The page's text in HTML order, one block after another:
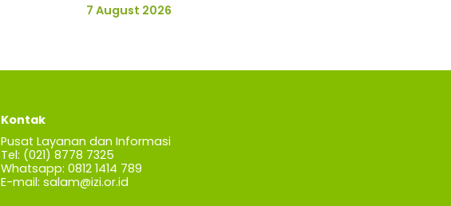
7 August 2026
Kontak
Pusat Layanan dan Informasi
Tel: (021) 8778 7325
Whatsapp: 0812 1414 789
E-mail: salam@izi.or.id